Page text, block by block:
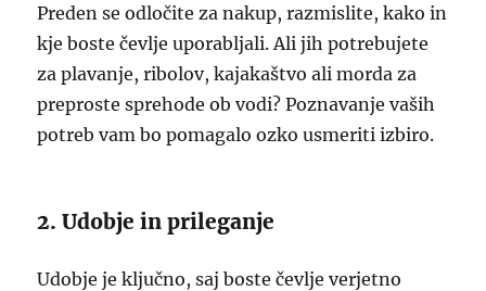
Preden se odločite za nakup, razmislite, kako in
kje boste čevlje uporabljali. Ali jih potrebujete
za plavanje, ribolov, kajakaštvo ali morda za
preproste sprehode ob vodi? Poznavanje vaših
potreb vam bo pomagalo ozko usmeriti izbiro.
2. Udobje in prileganje
Udobje je ključno, saj boste čevlje verjetno